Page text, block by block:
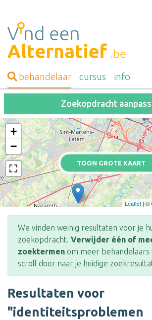
behandelaar cursus info
Zoekopdracht
TOON GROTE KAART
+
−
Leaflet | ©
We vinden weinig resultaten voor je
zoekopdracht. Verwijder één of
zoektermen om meer behandelaars
scroll door naar je huidige
Resultaten voor
"identiteitsproblemen